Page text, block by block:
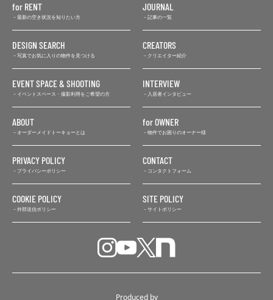
for RENT
最新の空き状況を知りたい方
JOURNAL
記事の一覧
DESIGN SEARCH
写真でお気に入りの物件を見つける
CREATORS
クリエイター紹介
EVENT SPACE & SHOOTING
イベントスペース・撮影利用をご希望の方
INTERVIEW
入居者インタビュー
ABOUT
オーダーメイドトーキョーとは
for OWNER
物件でお困りのオーナー様
PRIVACY POLICY
プライバシーポリシー
CONTACT
コンタクトフォーム
COOKIE POLICY
外部送信ポリシー
SITE POLICY
サイトポリシー
Produced by